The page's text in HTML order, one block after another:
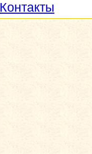
Контакты